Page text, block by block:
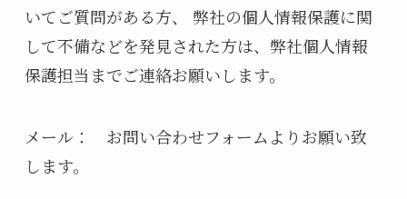
いてご質問がある方、 弊社の個人情報保護に関
して不備などを発見された方は、弊社個人情報
保護担当までご連絡お願いします。
メール： お問い合わせフォームよりお願い致
します。